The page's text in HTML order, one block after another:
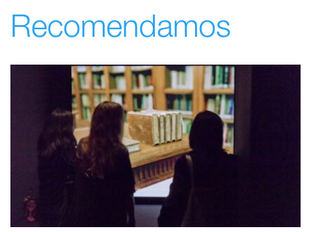
Recomendamos